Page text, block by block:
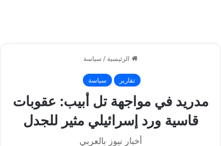
الرئيسية / سياسة
تقارير سياسة
مدريد في مواجهة تل أبيب: عقوبات
قاسية ورد إسرائيلي مثير للجدل
أخبار نيوز بالعربي